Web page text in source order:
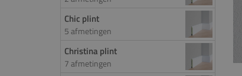
Chic plint
5 afmetingen
Christina plint
7 afmetingen